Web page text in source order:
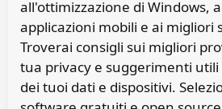
all'ottimizzazione di Windows,
applicazioni mobili e ai migliori
Troverai consigli sui migliori
tua privacy e suggerimenti utili
dei tuoi dati e dispositivi.